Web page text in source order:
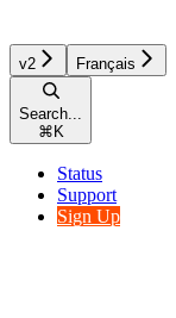
v2 Français
Search...
⌘ K
Status
Support
Sign Up